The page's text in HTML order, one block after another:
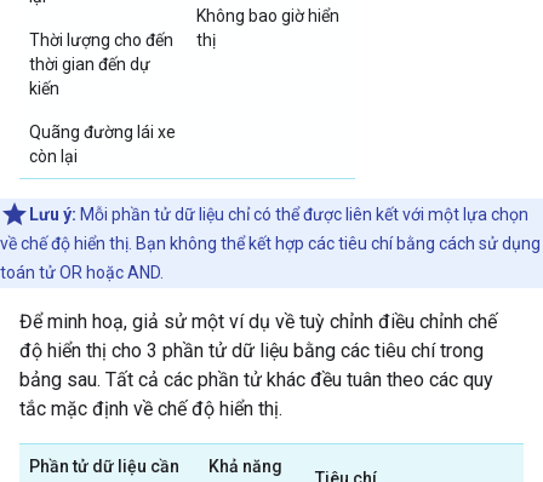
Thời lượng cho đến
thời gian đến dự
kiến
Quãng đường lái xe
còn lại
Không bao giờ hiển
thị
Lưu ý: Mỗi phần tử dữ liệu chỉ có thể được liên kết với một lựa chọn
về chế độ hiển thị. Bạn không thể kết hợp các tiêu chí bằng cách sử dụng
toán tử OR hoặc AND.
Để minh hoạ, giả sử một ví dụ về tuỳ chỉnh điều chỉnh chế
độ hiển thị cho 3 phần tử dữ liệu bằng các tiêu chí trong
bảng sau. Tất cả các phần tử khác đều tuân theo các quy
tắc mặc định về chế độ hiển thị.
Phần tử dữ liệu cần
Khả năng